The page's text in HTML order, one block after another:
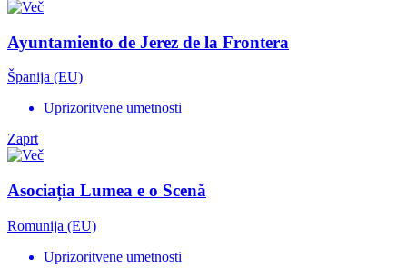
Ayuntamiento de Jerez de la Frontera
Španija (EU)
Uprizoritvene umetnosti
Zaprt
Asociația Lumea e o Scenă
Romunija (EU)
Uprizoritvene umetnosti